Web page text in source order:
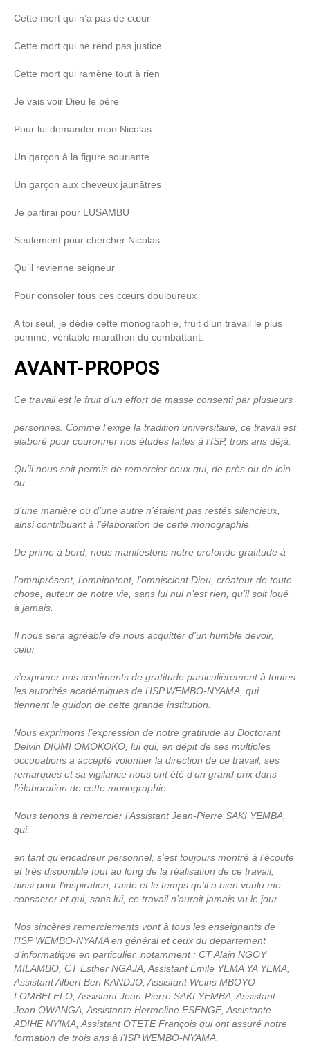
Cette mort qui n’a pas de cœur
Cette mort qui ne rend pas justice
Cette mort qui ramène tout à rien
Je vais voir Dieu le père
Pour lui demander mon Nicolas
Un garçon à la figure souriante
Un garçon aux cheveux jaunâtres
Je partirai pour LUSAMBU
Seulement pour chercher Nicolas
Qu’il revienne seigneur
Pour consoler tous ces cœurs douloureux
A toi seul, je dédie cette monographie, fruit d’un travail le plus
pommé, véritable marathon du combattant.
AVANT-PROPOS
Ce travail est le fruit d’un effort de masse consenti par plusieurs
personnes. Comme l’exige la tradition universitaire, ce travail est
élaboré pour couronner nos études faites à l’ISP, trois ans déjà.
Qu’il nous soit permis de remercier ceux qui, de près ou de loin
ou
d’une manière ou d’une autre n’étaient pas restés silencieux,
ainsi contribuant à l’élaboration de cette monographie.
De prime à bord, nous manifestons notre profonde gratitude à
l’omniprésent, l’omnipotent, l’omniscient Dieu, créateur de toute
chose, auteur de notre vie, sans lui nul n’est rien, qu’il soit loué
à jamais.
Il nous sera agréable de nous acquitter d’un humble devoir,
celui
s’exprimer nos sentiments de gratitude particulièrement à toutes
les autorités académiques de l’ISP.WEMBO-NYAMA, qui
tiennent le guidon de cette grande institution.
Nous exprimons l’expression de notre gratitude au Doctorant
Delvin DIUMI OMOKOKO, lui qui, en dépit de ses multiples
occupations a accepté volontier la direction de ce travail, ses
remarques et sa vigilance nous ont été d’un grand prix dans
l’élaboration de cette monographie.
Nous tenons à remercier l’Assistant Jean-Pierre SAKI YEMBA,
qui,
en tant qu’encadreur personnel, s’est toujours montré à l’écoute
et très disponible tout au long de la réalisation de ce travail,
ainsi pour l’inspiration, l’aide et le temps qu’il a bien voulu me
consacrer et qui, sans lui, ce travail n’aurait jamais vu le jour.
Nos sincères remerciements vont à tous les enseignants de
l’ISP WEMBO-NYAMA en général et ceux du département
d’informatique en particulier, notamment : CT Alain NGOY
MILAMBO, CT Esther NGAJA, Assistant Émile YEMA YA YEMA,
Assistant Albert Ben KANDJO, Assistant Weins MBOYO
LOMBELELO, Assistant Jean-Pierre SAKI YEMBA, Assistant
Jean OWANGA, Assistante Hermeline ESENGE, Assistante
ADIHE NYIMA, Assistant OTETE François qui ont assuré notre
formation de trois ans à l’ISP WEMBO-NYAMA.